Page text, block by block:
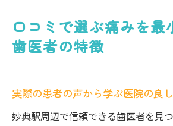
口コミで選ぶ痛みを最
歯医者の特徴
実際の患者の声から学ぶ医院の良
妙典駅周辺で信頼できる歯医者を見